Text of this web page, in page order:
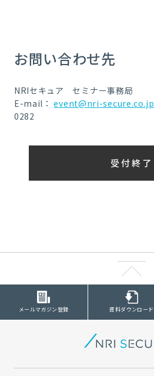
お問い合わせ先
NRIセキュア セミナー事務局
E-mail：event@nri-secure.co.jp
0282
受付終了
メールマガジン登録 資料ダウンロード